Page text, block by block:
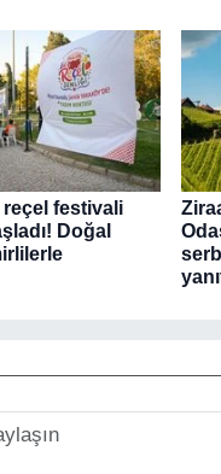
reçel festivali
Doğal